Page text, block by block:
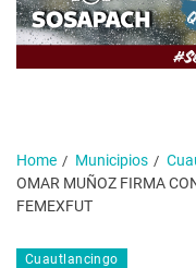
Home Municipios
OMAR MUÑOZ FIRMA
FEMEXFUT
Cuautlancingo